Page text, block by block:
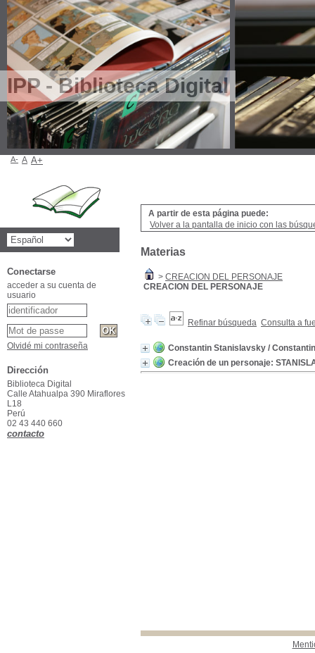
IPP - Biblioteca Digital
A partir de esta página puede:
Volver a la pantalla de inicio con las
Materias
> CREACION DEL PERSONAJE
CREACION DEL PERSONAJE
Refinar búsqueda Consulta a
Constantin Stanislavsky /
Creación de un personaje:
A- A A+
Conectarse
acceder a su cuenta de
usuario
Olvidé mi contraseña
Dirección
Biblioteca Digital
Calle Atahualpa 390 Miraflores
L18
Perú
02 43 440 660
contacto